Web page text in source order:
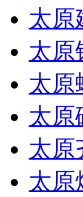
太原
太原
太原
太原
太原
太原